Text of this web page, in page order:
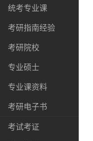
统考专业课
考研指南经验
考研院校
专业硕士
专业课资料
考研电子书
考试考证